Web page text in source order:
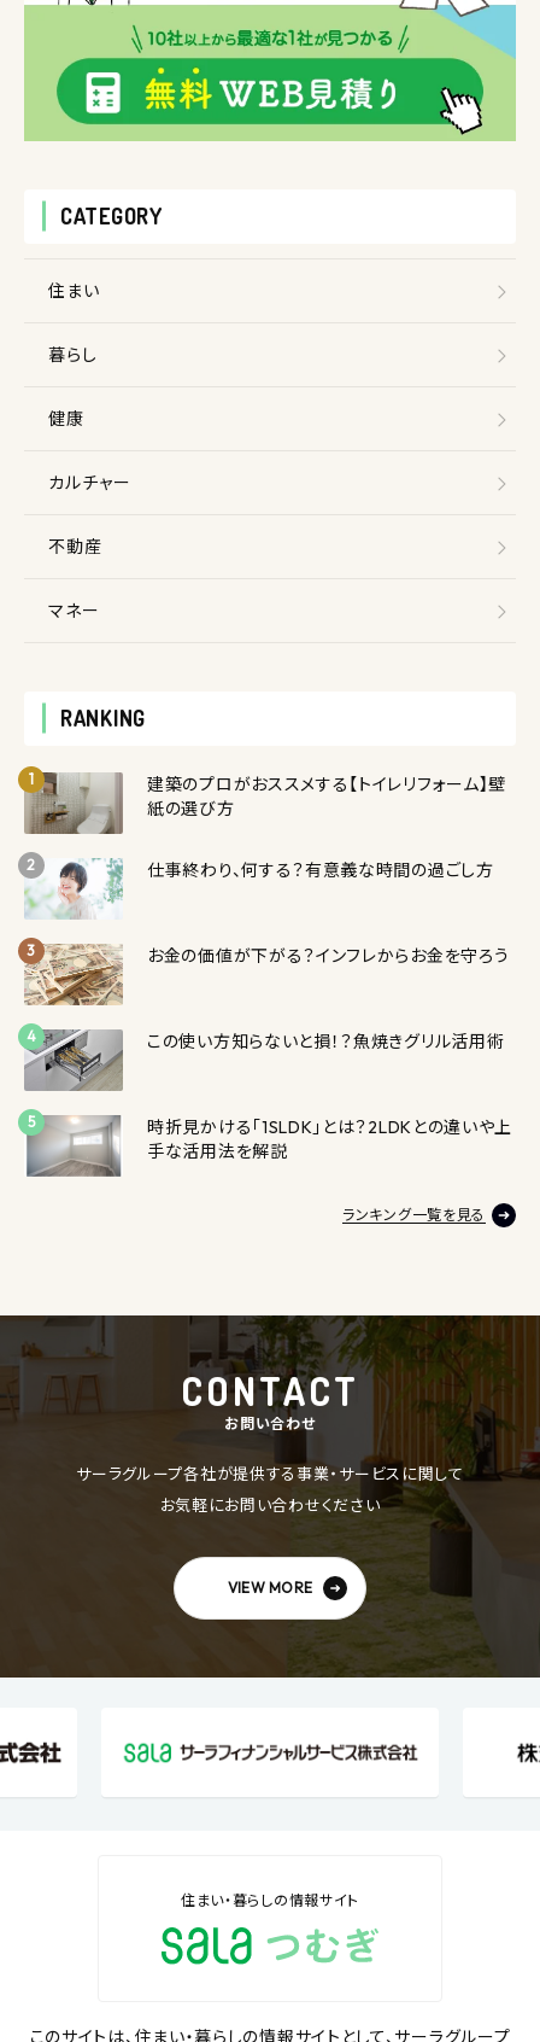
CATEGORY
住まい
暮らし
健康
カルチャー
不動産
マネー
RANKING
建築のプロがおススメする【トイレリフォーム】壁
紙の選び方
仕事終わり、何する？有意義な時間の過ごし方
お金の価値が下がる？インフレからお金を守ろう
この使い方知らないと損！？魚焼きグリル活用術
時折見かける「1SLDK」とは？2LDKとの違いや上
手な活用法を解説
ランキング一覧を見る
CONTACT
お問い合わせ
サーラグループ各社が提供する事業・サービスに関して
お気軽にお問い合わせください
VIEW MORE
住まい・暮らしの情報サイト
このサイトは、住まい・暮らしの情報サイトとして、サーラグループ